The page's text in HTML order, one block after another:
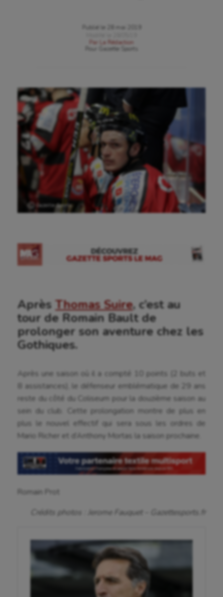
Athlétisme
Auto
Aviron
Balle à la main
Ballon au poing
Baseball
Boules lyonnaises
Canoë-kayak
Cerf Volant
Cheerleading
Crossfit
Cyclisme
Publié le
28 mai 2019
Par
La Rédaction
Gazette Sports
Ⓒ Gazette Sports
Après Thomas Suire, c’est au
tour de Romain Bault de
prolonger son aventure chez les
Gothiques.
Après une saison où il a compté 10 points (2 buts et
8 assistances), le défenseur emblématique de 29 ans
reste du côté du Coliseum pour la douzième saison au
sein du club. Cette prolongation montre de plus en
plus le nouvel effectif qui sera sous les ordres de
Mario Richer et d’Anthony Mortas la saison prochaine.
Romain Prot
Crédits photos : Jerome Fauquet – Gazettesports.fr